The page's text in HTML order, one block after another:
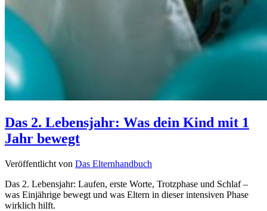
Das 2. Lebensjahr: Was dein Kind mit 1
Jahr bewegt
Veröffentlicht von Das Elternhandbuch
Das 2. Lebensjahr: Laufen, erste Worte, Trotzphase und Schlaf –
was Einjährige bewegt und was Eltern in dieser intensiven Phase
wirklich hilft.